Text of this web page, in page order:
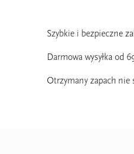
Szybkie i bezpieczne
Darmowa wysyłka od
Otrzymany zapach nie